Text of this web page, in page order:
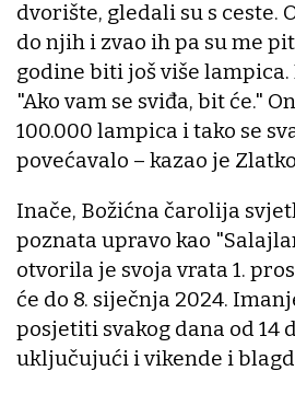
dvorište, gledali su s ceste.
do njih i zvao ih pa su me
godine biti još više lampica.
"Ako vam se sviđa, bit će."
100.000 lampica i tako se
povećavalo – kazao je
Inače, Božićna čarolija
poznata upravo kao
otvorila je svoja vrata 1.
će do 8. siječnja 2024.
posjetiti svakog dana od 14
uključujući i vikende i